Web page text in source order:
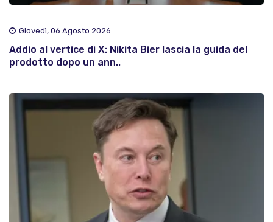
Giovedì, 06 Agosto 2026
Addio al vertice di X: Nikita Bier lascia la guida del
prodotto dopo un ann..